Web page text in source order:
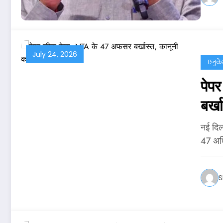
July 24, 2026
नई
47